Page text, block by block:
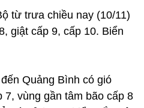
từ trưa chiều nay (10/11)
giật cấp 9, cấp 10. Biển
Quảng Bình có gió
7, vùng gần tâm bão cấp 8